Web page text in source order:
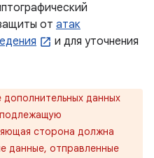
от атак
и для уточнения
дополнительных данных
сторона должна
данные, отправленные